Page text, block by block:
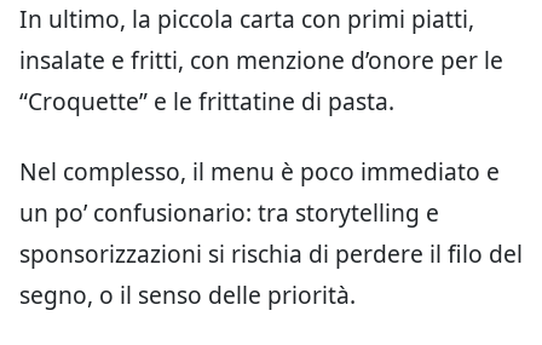
In ultimo, la piccola carta con primi piatti,
insalate e fritti, con menzione d’onore per le
“Croquette” e le frittatine di pasta.
Nel complesso, il menu è poco immediato e
un po’ confusionario: tra storytelling e
sponsorizzazioni si rischia di perdere il filo del
segno, o il senso delle priorità.